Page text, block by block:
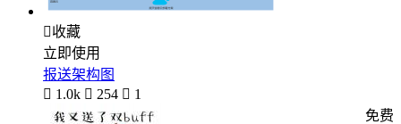
收藏
立即使用
报送架构图
 1.0k  254  1
免费